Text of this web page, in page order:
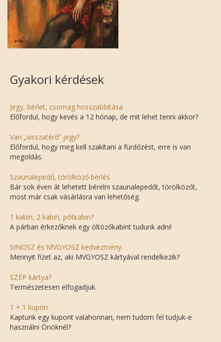
Gyakori kérdések
Jegy, bérlet, csomag hosszabbítása
Előfordul, hogy kevés a 12 hónap, de mit lehet tenni akkor?
Van „visszatérő” jegy?
Előfordul, hogy meg kell szakítani a fürdőzést, erre is van
megoldás.
Szaunalepedő, törölköző bérlés
Bár sok éven át lehetett bérelni szaunalepedőt, törölközőt,
most már csak vásárlásra van lehetőség.
1 kabin, 2 kabin, pótkabin?
A párban érkezőknek egy öltözőkabint tudunk adni!
SINOSZ és MVGYOSZ kedvezmény
Mennyit fizet az, aki MVGYOSZ kártyával rendelkezik?
SZÉP kártya?
Természetesen elfogadjuk.
1 + 1 kupon
Kaptunk egy kupont valahonnan, nem tudom fel tudjuk-e
használni Önöknél?